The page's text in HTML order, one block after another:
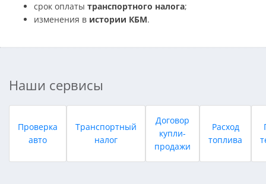
срок оплаты транспортного налога;
изменения в истории КБМ.
Наши сервисы
Проверка
авто
Транспортный
налог
Договор
купли-
продажи
Расход
топлива